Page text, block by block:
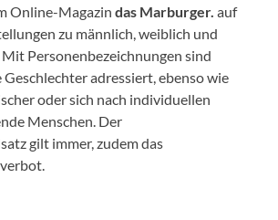
Online-Magazin das Marburger. auf
zu männlich, weiblich und
Personenbezeichnungen sind
adressiert, ebenso wie
oder sich nach individuellen
Menschen. Der
gilt immer, zudem das